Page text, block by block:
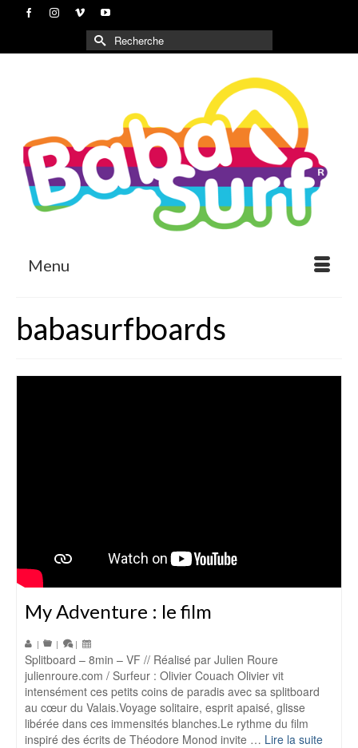
Rechercher :
Menu
babasurfboards
My Adventure : le film
| | |
Splitboard – 8min – VF // Réalisé par Julien Roure
julienroure.com / Surfeur : Olivier Couach Olivier vit
intensément ces petits coins de paradis avec sa splitboard
au cœur du Valais.Voyage solitaire, esprit apaisé, glisse
libérée dans ces immensités blanches.Le rythme du film
inspiré des écrits de Théodore Monod invite … Lire la suite